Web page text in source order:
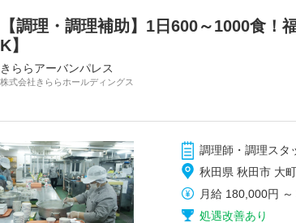
【調理・調理補助】1日600～1000食
K】
きららアーバンパレス
株式会社きららホールディングス
調理師・調理スタ
秋田県 秋田市 大
月給 180,000円 ～
処遇改善あり